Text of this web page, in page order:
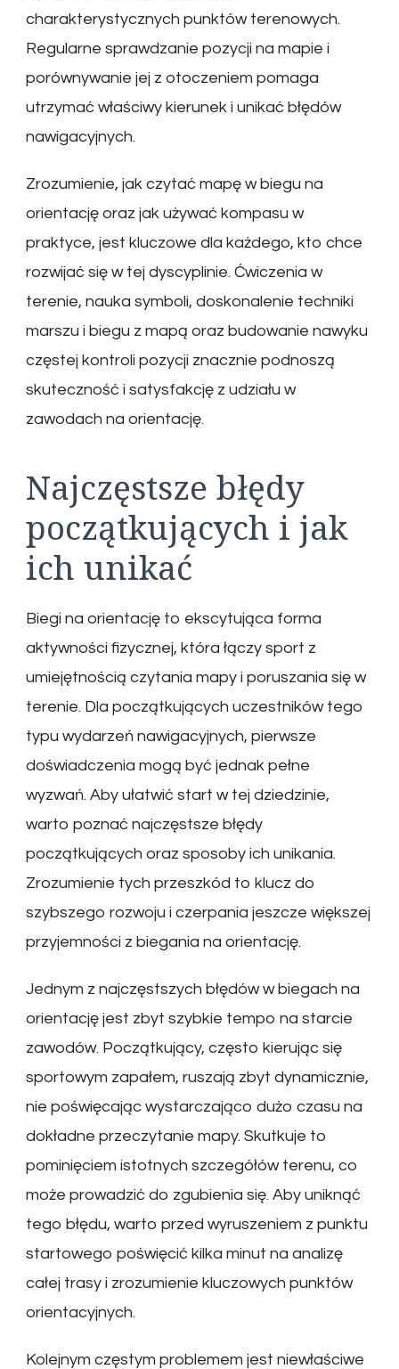
charakterystycznych punktów terenowych.
Regularne sprawdzanie pozycji na mapie i
porównywanie jej z otoczeniem pomaga
utrzymać właściwy kierunek i unikać błędów
nawigacyjnych.
Zrozumienie, jak czytać mapę w biegu na
orientację oraz jak używać kompasu w
praktyce, jest kluczowe dla każdego, kto chce
rozwijać się w tej dyscyplinie. Ćwiczenia w
terenie, nauka symboli, doskonalenie techniki
marszu i biegu z mapą oraz budowanie nawyku
częstej kontroli pozycji znacznie podnoszą
skuteczność i satysfakcję z udziału w
zawodach na orientację.
Najczęstsze błędy
początkujących i jak
ich unikać
Biegi na orientację to ekscytująca forma
aktywności fizycznej, która łączy sport z
umiejętnością czytania mapy i poruszania się w
terenie. Dla początkujących uczestników tego
typu wydarzeń nawigacyjnych, pierwsze
doświadczenia mogą być jednak pełne
wyzwań. Aby ułatwić start w tej dziedzinie,
warto poznać najczęstsze błędy
początkujących oraz sposoby ich unikania.
Zrozumienie tych przeszkód to klucz do
szybszego rozwoju i czerpania jeszcze większej
przyjemności z biegania na orientację.
Jednym z najczęstszych błędów w biegach na
orientację jest zbyt szybkie tempo na starcie
zawodów. Początkujący, często kierując się
sportowym zapałem, ruszają zbyt dynamicznie,
nie poświęcając wystarczająco dużo czasu na
dokładne przeczytanie mapy. Skutkuje to
pominięciem istotnych szczegółów terenu, co
może prowadzić do zgubienia się. Aby uniknąć
tego błędu, warto przed wyruszeniem z punktu
startowego poświęcić kilka minut na analizę
całej trasy i zrozumienie kluczowych punktów
orientacyjnych.
Kolejnym częstym problemem jest niewłaściwe